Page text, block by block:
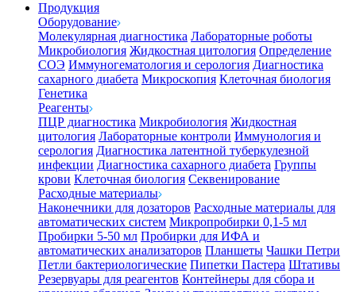
Продукция
Оборудование
Молекулярная диагностика Лабораторные роботы
Микробиология Жидкостная цитология Определение
СОЭ Иммуногематология и серология Диагностика
сахарного диабета Микроскопия Клеточная биология
Генетика
Реагенты
ПЦР диагностика Микробиология Жидкостная
цитология Лабораторные контроли Иммунология и
серология Диагностика латентной туберкулезной
инфекции Диагностика сахарного диабета Группы
крови Клеточная биология Секвенирование
Расходные материалы
Наконечники для дозаторов Расходные материалы для
автоматических систем Микропробирки 0,1-5 мл
Пробирки 5-50 мл Пробирки для ИФА и
автоматических анализаторов Планшеты Чашки Петри
Петли бактериологические Пипетки Пастера Штативы
Резервуары для реагентов Контейнеры для сбора и